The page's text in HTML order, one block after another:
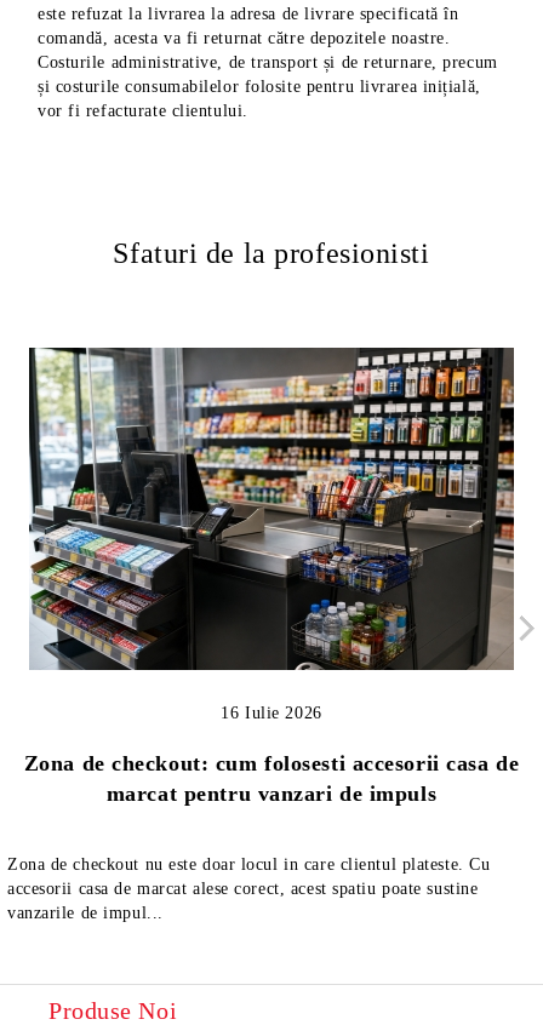
este refuzat la livrarea la adresa de livrare specificată în
comandă, acesta va fi returnat către depozitele noastre.
Costurile administrative, de transport și de returnare, precum
și costurile consumabilelor folosite pentru livrarea inițială,
vor fi refacturate clientului.
Sfaturi de la profesionisti
Zona de checkout: cum folosesti accesorii casa de
marcat pentru vanzari de impuls
16 Iulie 2026
Zona de checkout nu este doar locul in care clientul plateste. Cu
accesorii casa de marcat alese corect, acest spatiu poate sustine
vanzarile de impul...
Produse Noi